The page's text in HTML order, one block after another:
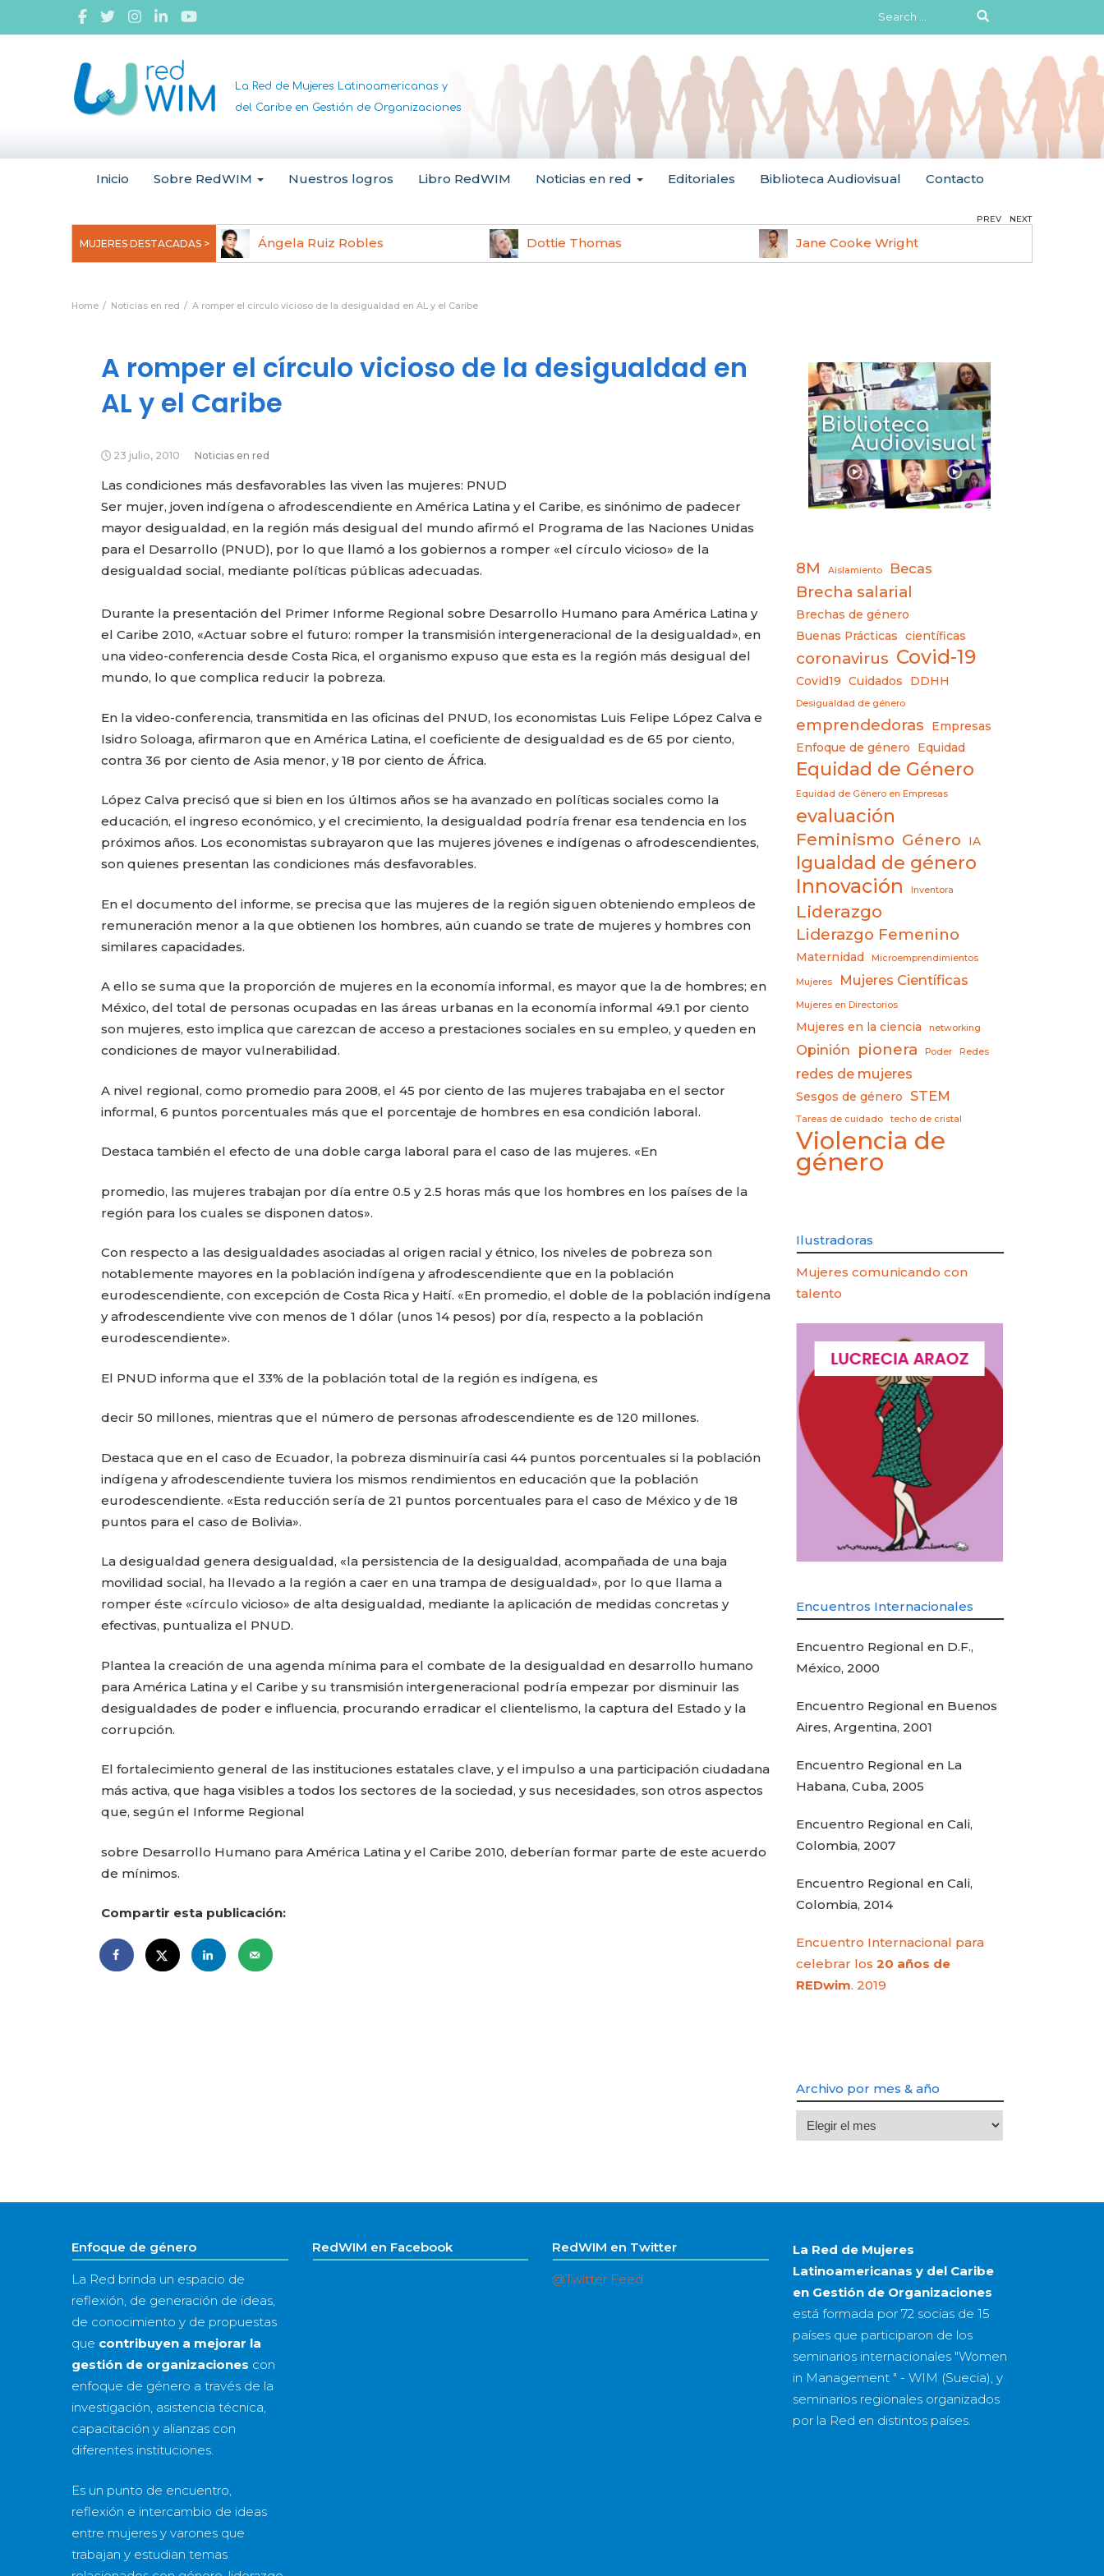
Search
for:
La Red de Mujeres Latinoamericanas y
del Caribe en Gestión de Organizaciones
Inicio Sobre RedWIM Nuestros logros Libro RedWIM Noticias en red Editoriales Biblioteca Audiovisual Contacto
MUJERES DESTACADAS >
Uchegbu, pionera en
Ángela Ruiz Robles Dottie Thomas Jane Cooke Wright
PREV NEXT
Home Noticias en red A romper el círculo vicioso de la desigualdad en AL y el Caribe
A romper el círculo vicioso de la desigualdad en
AL y el Caribe
23 julio, 2010 Noticias en red
Las condiciones más desfavorables las viven las mujeres: PNUD
Ser mujer, joven indígena o afrodescendiente en América Latina y el Caribe, es sinónimo de padecer
mayor desigualdad, en la región más desigual del mundo afirmó el Programa de las Naciones Unidas
para el Desarrollo (PNUD), por lo que llamó a los gobiernos a romper «el círculo vicioso» de la
desigualdad social, mediante políticas públicas adecuadas.
Durante la presentación del Primer Informe Regional sobre Desarrollo Humano para América Latina y
el Caribe 2010, «Actuar sobre el futuro: romper la transmisión intergeneracional de la desigualdad», en
una video-conferencia desde Costa Rica, el organismo expuso que esta es la región más desigual del
mundo, lo que complica reducir la pobreza.
En la video-conferencia, transmitida en las oficinas del PNUD, los economistas Luis Felipe López Calva e
Isidro Soloaga, afirmaron que en América Latina, el coeficiente de desigualdad es de 65 por ciento,
contra 36 por ciento de Asia menor, y 18 por ciento de África.
López Calva precisó que si bien en los últimos años se ha avanzado en políticas sociales como la
educación, el ingreso económico, y el crecimiento, la desigualdad podría frenar esa tendencia en los
próximos años. Los economistas subrayaron que las mujeres jóvenes e indígenas o afrodescendientes,
son quienes presentan las condiciones más desfavorables.
En el documento del informe, se precisa que las mujeres de la región siguen obteniendo empleos de
remuneración menor a la que obtienen los hombres, aún cuando se trate de mujeres y hombres con
similares capacidades.
A ello se suma que la proporción de mujeres en la economía informal, es mayor que la de hombres; en
México, del total de personas ocupadas en las áreas urbanas en la economía informal 49.1 por ciento
son mujeres, esto implica que carezcan de acceso a prestaciones sociales en su empleo, y queden en
condiciones de mayor vulnerabilidad.
A nivel regional, como promedio para 2008, el 45 por ciento de las mujeres trabajaba en el sector
informal, 6 puntos porcentuales más que el porcentaje de hombres en esa condición laboral.
Destaca también el efecto de una doble carga laboral para el caso de las mujeres. «En
promedio, las mujeres trabajan por día entre 0.5 y 2.5 horas más que los hombres en los países de la
región para los cuales se disponen datos».
Con respecto a las desigualdades asociadas al origen racial y étnico, los niveles de pobreza son
notablemente mayores en la población indígena y afrodescendiente que en la población
eurodescendiente, con excepción de Costa Rica y Haití. «En promedio, el doble de la población indígena
y afrodescendiente vive con menos de 1 dólar (unos 14 pesos) por día, respecto a la población
eurodescendiente».
El PNUD informa que el 33% de la población total de la región es indígena, es
decir 50 millones, mientras que el número de personas afrodescendiente es de 120 millones.
Destaca que en el caso de Ecuador, la pobreza disminuiría casi 44 puntos porcentuales si la población
indígena y afrodescendiente tuviera los mismos rendimientos en educación que la población
eurodescendiente. «Esta reducción sería de 21 puntos porcentuales para el caso de México y de 18
puntos para el caso de Bolivia».
La desigualdad genera desigualdad, «la persistencia de la desigualdad, acompañada de una baja
movilidad social, ha llevado a la región a caer en una trampa de desigualdad», por lo que llama a
romper éste «círculo vicioso» de alta desigualdad, mediante la aplicación de medidas concretas y
efectivas, puntualiza el PNUD.
Plantea la creación de una agenda mínima para el combate de la desigualdad en desarrollo humano
para América Latina y el Caribe y su transmisión intergeneracional podría empezar por disminuir las
desigualdades de poder e influencia, procurando erradicar el clientelismo, la captura del Estado y la
corrupción.
El fortalecimiento general de las instituciones estatales clave, y el impulso a una participación ciudadana
más activa, que haga visibles a todos los sectores de la sociedad, y sus necesidades, son otros aspectos
que, según el Informe Regional
sobre Desarrollo Humano para América Latina y el Caribe 2010, deberían formar parte de este acuerdo
de mínimos.
Compartir esta publicación:
8M Aislamiento Becas
Brecha salarial
Brechas de género
Buenas Prácticas
científicas
coronavirus Covid-19
Covid19 Cuidados DDHH
Desigualdad de género
emprendedoras
Empresas
Enfoque de género
Equidad
Equidad de Género
Equidad de Género en Empresas
evaluación
Feminismo Género IA
Igualdad de género
Innovación Inventora
Liderazgo
Liderazgo Femenino
Maternidad Microemprendimientos
Mujeres Mujeres Científicas
Mujeres en Directorios
Mujeres en la ciencia networking
Opinión pionera Poder Redes
redes de mujeres
Sesgos de género STEM
Tareas de cuidado techo de cristal
Violencia de
género
Ilustradoras
Mujeres comunicando con
talento
LUCRECIA ARAOZ
Encuentros Internacionales
Encuentro Regional en D.F.,
México, 2000
Encuentro Regional en Buenos
Aires, Argentina, 2001
Encuentro Regional en La
Habana, Cuba, 2005
Encuentro Regional en Cali,
Colombia, 2007
Encuentro Regional en Cali,
Colombia, 2014
Encuentro Internacional para
celebrar los20 años de
REDwim. 2019
Archivo por mes & año
Archivo
por
año
Enfoque de género
La Red brinda un espacio de
reflexión, de generación de ideas,
de conocimiento y de propuestas
que contribuyen a mejorar la
gestión de organizaciones con
enfoque de género a través de la
investigación, asistencia técnica,
capacitación y alianzas con
diferentes instituciones.
Es un punto de encuentro,
reflexión e intercambio de ideas
entre mujeres y varones que
trabajan y estudian temas
RedWIM en Facebook RedWIM en Twitter
@Twitter Feed
La Red de Mujeres
Latinoamericanas y del Caribe
en Gestión de Organizaciones
está formada por 72 sociasde 15
paísesque participaron de los
seminarios internacionales "Women
in Management " - WIM (Suecia), y
seminarios regionales organizados
por la Red en distintos países.